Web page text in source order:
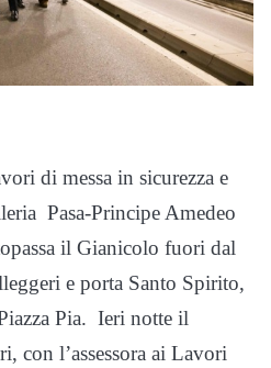
di messa in sicurezza e
Pasa-Principe Amedeo
il Gianicolo fuori dal
e porta Santo Spirito,
Pia. Ieri notte il
con l’assessora ai Lavori